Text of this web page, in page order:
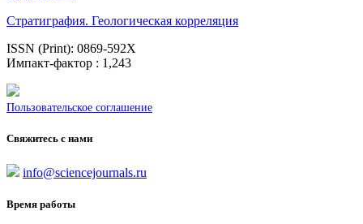
Стратиграфия. Геологическая корреляция
ISSN (Print): 0869-592X
Импакт-фактор : 1,243
Пользовательское соглашение
Свяжитесь с нами
info@sciencejournals.ru
Время работы